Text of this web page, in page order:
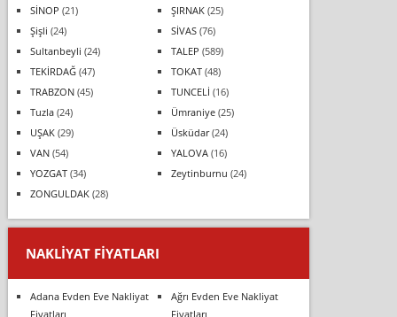
SİNOP (21) ŞIRNAK(25)
Şişli (24) SİVAS(76)
Sultanbeyli (24) TALEP (589)
TEKİRDAĞ(47) TOKAT(48)
TRABZON(45) TUNCELİ (16)
Tuzla(24) Ümraniye(25)
UŞAK(29) Üsküdar(24)
VAN(54) YALOVA(16)
YOZGAT(34) Zeytinburnu (24)
ZONGULDAK(28)
NAKLIYAT FIYATLARI
Adana Evden Eve Nakliyat
Fiyatları
Ağrı Evden Eve Nakliyat
Fiyatları